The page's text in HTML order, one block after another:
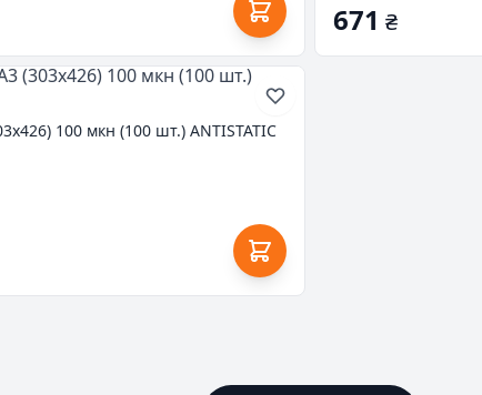
671 ₴
100 мкн (100 шт.) ANTISTATIC